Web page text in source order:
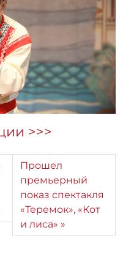
>>>
Прошел
премьерный
показ спектакля
«Теремок», «Кот
и лиса»